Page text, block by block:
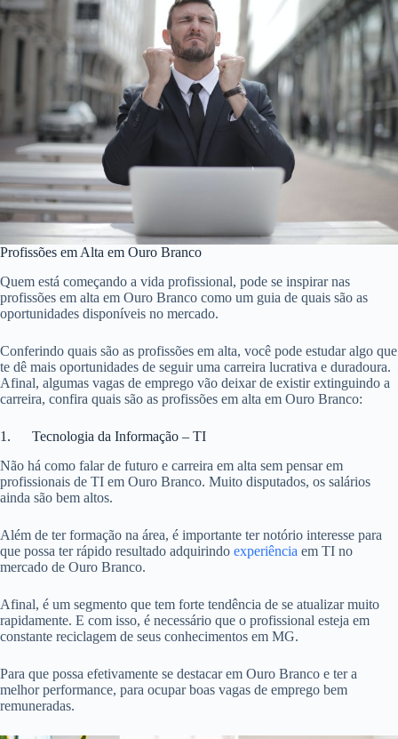
Profissões em Alta em Ouro Branco
Quem está começando a vida profissional, pode se inspirar nas
profissões em alta em Ouro Branco como um guia de quais são as
oportunidades disponíveis no mercado.
Conferindo quais são as profissões em alta, você pode estudar algo que
te dê mais oportunidades de seguir uma carreira lucrativa e duradoura.
Afinal, algumas vagas de emprego vão deixar de existir extinguindo a
carreira, confira quais são as profissões em alta em Ouro Branco:
1. Tecnologia da Informação – TI
Não há como falar de futuro e carreira em alta sem pensar em
profissionais de TI em Ouro Branco. Muito disputados, os salários
ainda são bem altos.
Além de ter formação na área, é importante ter notório interesse para
que possa ter rápido resultado adquirindo experiência em TI no
mercado de Ouro Branco.
Afinal, é um segmento que tem forte tendência de se atualizar muito
rapidamente. E com isso, é necessário que o profissional esteja em
constante reciclagem de seus conhecimentos em MG.
Para que possa efetivamente se destacar em Ouro Branco e ter a
melhor performance, para ocupar boas vagas de emprego bem
remuneradas.